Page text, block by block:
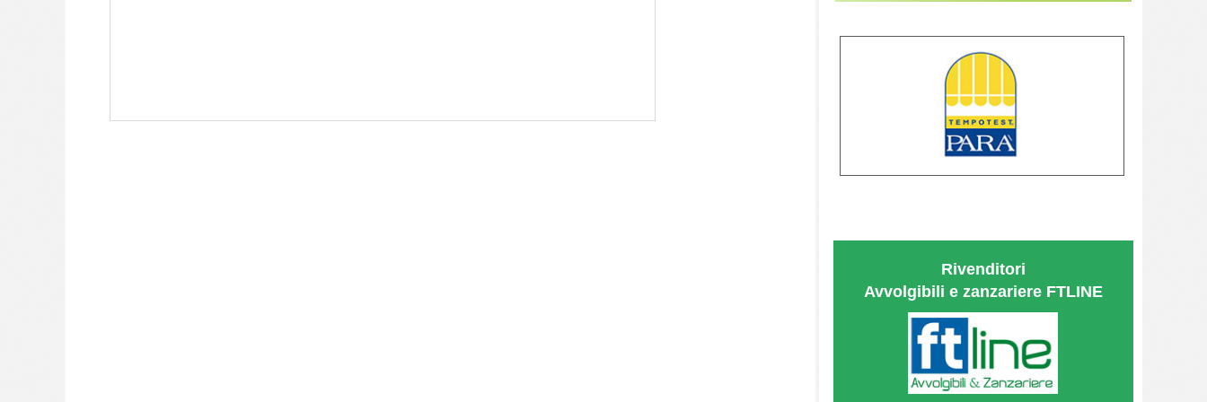
Rivenditori
Avvolgibili e zanzariere FTLINE